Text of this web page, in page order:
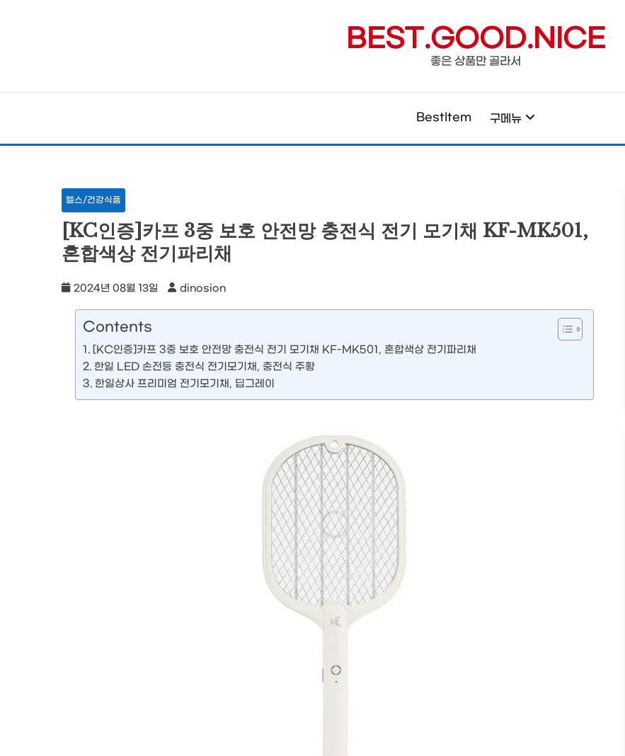
BEST.GOOD.NICE
좋은 상품만 골라서
BestItem 구메뉴
헬스/건강식품
[KC인증]카프 3중 보호 안전망 충전식 전기 모기채 KF-MK501,
혼합색상 전기파리채
2024년 08월 13일 dinosion
Contents
[KC인증]카프 3중 보호 안전망 충전식 전기 모기채 KF-MK501, 혼합색상 전기파리채
한일 LED 손전등 충전식 전기모기채, 충전식 주황
한일상사 프리미엄 전기모기채, 딥그레이